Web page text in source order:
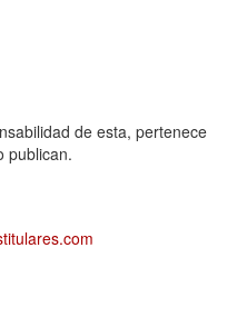
de esta, pertenece
publican.